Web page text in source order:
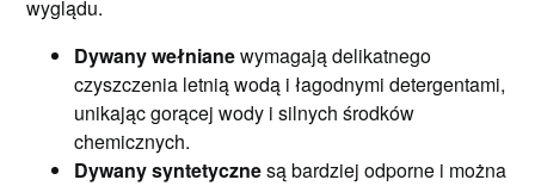
wyglądu.
Dywany wełnianewymagają delikatnego
czyszczenia letnią wodą i łagodnymi detergentami,
unikając gorącej wody i silnych środków
chemicznych.
Dywany syntetycznesą bardziej odporne i można